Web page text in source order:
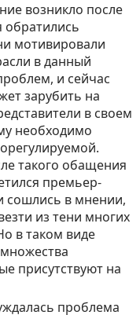
обратились
мотивировали
в данный
и сейчас
зарубить на
в своем
необходимо
такого обащения
премьер-
сошлись в мнении,
из тени многих
в таком виде
присутствуют на